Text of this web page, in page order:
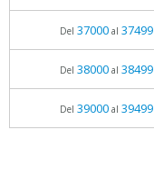
Del 37000al 37499
Del 38000al 38499
Del 39000al 39499